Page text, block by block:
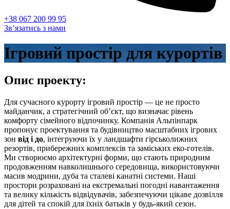
+38 067 200 99 95
Зв’язатись з нами
Ігровий простір для курортів
Опис проекту:
Для сучасного курорту ігровий простір — це не просто
майданчик, а стратегічний об’єкт, що визначає рівень
комфорту сімейного відпочинку. Компанія Альпінпарк
пропонує проектування та будівництво масштабних ігрових
зон від і до, інтегруючи їх у ландшафти гірськолижних
резортів, прибережних комплексів та заміських еко-готелів.
Ми створюємо архітектурні форми, що стають природним
продовженням навколишнього середовища, використовуючи
масив модрини, дуба та сталеві канатні системи. Наші
простори розраховані на екстремальні погодні навантаження
та велику кількість відвідувачів, забезпечуючи цікаве дозвілля
для дітей та спокій для їхніх батьків у будь-який сезон.